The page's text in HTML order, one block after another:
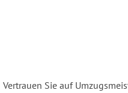
Vertrauen Sie auf